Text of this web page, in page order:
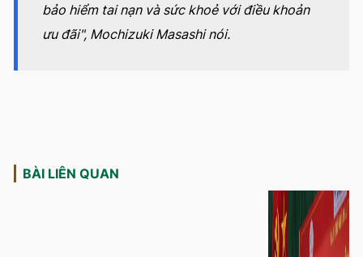
bảo hiểm tai nạn và sức khoẻ với điều khoản
ưu đãi", Mochizuki Masashi nói.
BÀI LIÊN QUAN